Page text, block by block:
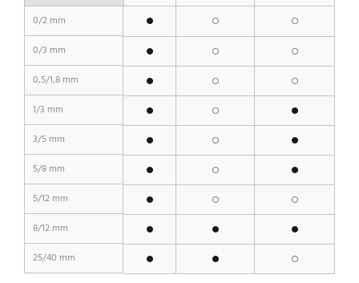
0/2 mm
0/3 mm
0,5/1,8 mm
1/3 mm
3/5 mm
5/8 mm
5/12 mm
8/12 mm
25/40 mm